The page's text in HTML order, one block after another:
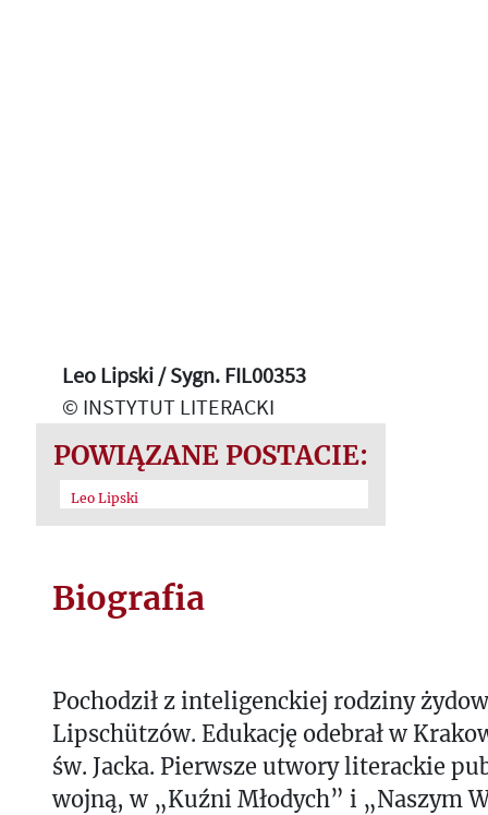
Leo Lipski / Sygn. FIL00353
© INSTYTUT LITERACKI
POWIĄZANE POSTACIE:
Leo Lipski
Biografia
Pochodził z inteligenckiej rodziny
Lipschützów. Edukację odebrał w
św. Jacka. Pierwsze utwory literackie
wojną, w „Kuźni Młodych” i „Naszym